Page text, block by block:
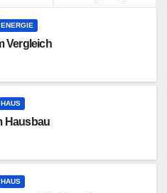
ENERGIE
Vergleich
HAUS
Hausbau
HAUS